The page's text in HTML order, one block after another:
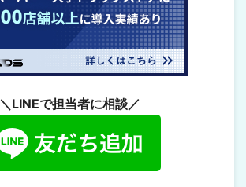
＼LINEで担当者に相談／